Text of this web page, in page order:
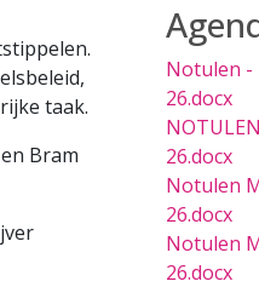
taak.
Bram
Notulen -
26.docx
26.docx
Notulen
26.docx
Notulen
26.docx